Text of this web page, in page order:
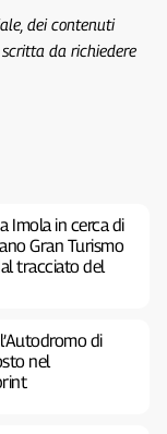
dei contenuti
da richiedere
Imola in cerca di
Gran Turismo
tracciato del
di
nel